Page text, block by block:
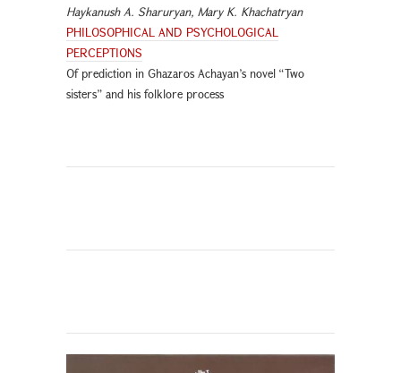
Haykanush A. Sharuryan, Mary K. Khachatryan
PHILOSOPHICAL AND PSYCHOLOGICAL
PERCEPTIONS
Of prediction in Ghazaros Achayan’s novel “Two
sisters” and his folklore process